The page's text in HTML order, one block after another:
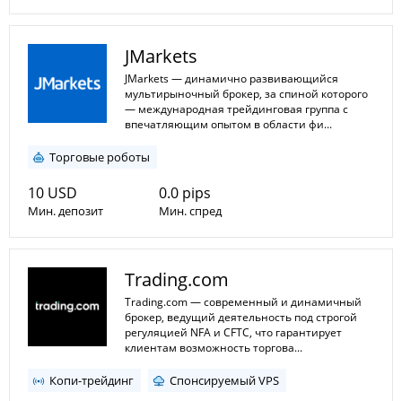
Макс. плечо
JMarkets
JMarkets — динамично развивающийся
мультирыночный брокер, за спиной которого
— международная трейдинговая группа с
впечатляющим опытом в области фи...
Торговые роботы
10 USD
Мин. депозит
0.0 pips
Мин. спред
Макс. плечо
Trading.com
Trading.com — современный и динамичный
брокер, ведущий деятельность под строгой
регуляцией NFA и CFTC, что гарантирует
клиентам возможность торгова...
Копи-трейдинг
Спонсируемый VPS